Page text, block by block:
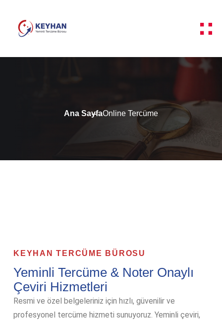
Ana SayfaOnline Tercüme
KEYHAN TERCÜME BÜROSU
Yeminli Tercüme & Noter Onaylı
Çeviri Hizmetleri
Resmi ve özel belgeleriniz için hızlı, güvenilir ve
profesyonel tercüme hizmeti sunuyoruz. Yeminli çeviri,